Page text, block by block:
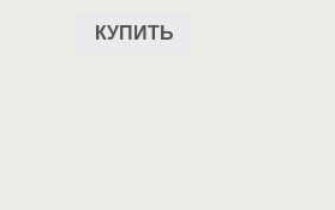
КУПИТЬ